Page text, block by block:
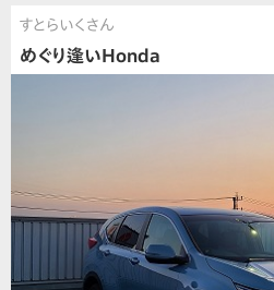
すとらいくさん
めぐり逢いHonda